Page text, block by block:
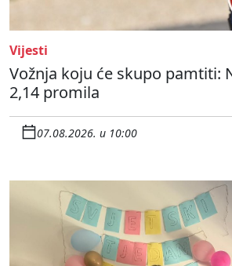
Vijesti
Vožnja koju će skupo pamtiti:
2,14 promila
07.08.2026. u 10:00